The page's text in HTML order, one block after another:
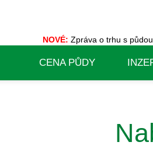
NOVÉ: Zpráva o trhu s
CENA PŮDY